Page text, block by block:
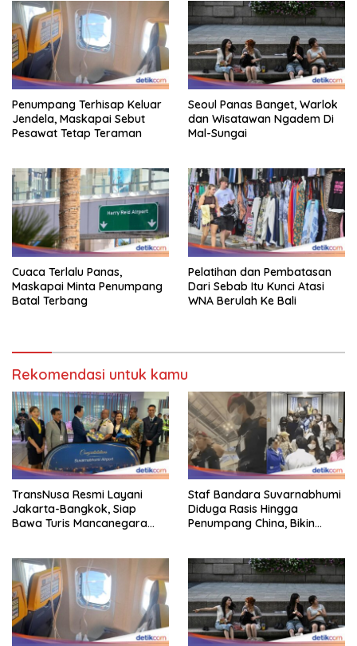
Penumpang Terhisap Keluar
Jendela, Maskapai Sebut
Pesawat Tetap Teraman
Seoul Panas Banget, Warlok
dan Wisatawan Ngadem Di
Mal-Sungai
Cuaca Terlalu Panas,
Maskapai Minta Penumpang
Batal Terbang
Pelatihan dan Pembatasan
Dari Sebab Itu Kunci Atasi
WNA Berulah Ke Bali
Rekomendasi untuk kamu
TransNusa Resmi Layani
Jakarta-Bangkok, Siap
Bawa Turis Mancanegara
Staf Bandara Suvarnabhumi
Diduga Rasis Hingga
Penumpang China, Bikin